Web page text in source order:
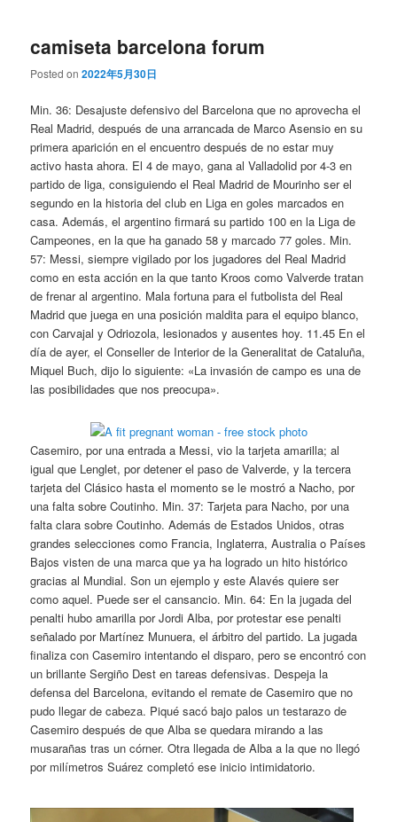
camiseta barcelona forum
Posted on2022年5月30日
Min. 36: Desajuste defensivo del Barcelona que no aprovecha el
Real Madrid, después de una arrancada de Marco Asensio en su
primera aparición en el encuentro después de no estar muy
activo hasta ahora. El 4 de mayo, gana al Valladolid por 4-3 en
partido de liga, consiguiendo el Real Madrid de Mourinho ser el
segundo en la historia del club en Liga en goles marcados en
casa. Además, el argentino firmará su partido 100 en la Liga de
Campeones, en la que ha ganado 58 y marcado 77 goles. Min.
57: Messi, siempre vigilado por los jugadores del Real Madrid
como en esta acción en la que tanto Kroos como Valverde tratan
de frenar al argentino. Mala fortuna para el futbolista del Real
Madrid que juega en una posición maldita para el equipo blanco,
con Carvajal y Odriozola, lesionados y ausentes hoy. 11.45 En el
día de ayer, el Conseller de Interior de la Generalitat de Cataluña,
Miquel Buch, dijo lo siguiente: «La invasión de campo es una de
las posibilidades que nos preocupa».
Casemiro, por una entrada a Messi, vio la tarjeta amarilla; al
igual que Lenglet, por detener el paso de Valverde, y la tercera
tarjeta del Clásico hasta el momento se le mostró a Nacho, por
una falta sobre Coutinho. Min. 37: Tarjeta para Nacho, por una
falta clara sobre Coutinho. Además de Estados Unidos, otras
grandes selecciones como Francia, Inglaterra, Australia o Países
Bajos visten de una marca que ya ha logrado un hito histórico
gracias al Mundial. Son un ejemplo y este Alavés quiere ser
como aquel. Puede ser el cansancio. Min. 64: En la jugada del
penalti hubo amarilla por Jordi Alba, por protestar ese penalti
señalado por Martínez Munuera, el árbitro del partido. La jugada
finaliza con Casemiro intentando el disparo, pero se encontró con
un brillante Sergiño Dest en tareas defensivas. Despeja la
defensa del Barcelona, evitando el remate de Casemiro que no
pudo llegar de cabeza. Piqué sacó bajo palos un testarazo de
Casemiro después de que Alba se quedara mirando a las
musarañas tras un córner. Otra llegada de Alba a la que no llegó
por milímetros Suárez completó ese inicio intimidatorio.